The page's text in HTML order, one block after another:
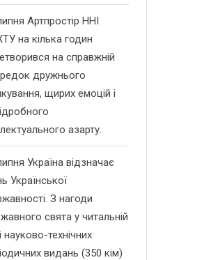
Артпростір ННІ
на кілька годин
на справжній
дружнього
щирих емоцій і
азарту.
Україна відзначає
Української
З нагоди
свята у читальній
науково-технічних
видань (350 кім)